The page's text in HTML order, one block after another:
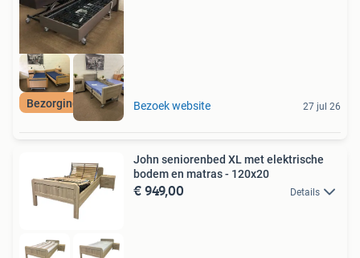
Bezorging+Garantie Bezoek website 27 jul 26
John seniorenbed XL met elektrische
bodem en matras - 120x20
€ 949,00 Details